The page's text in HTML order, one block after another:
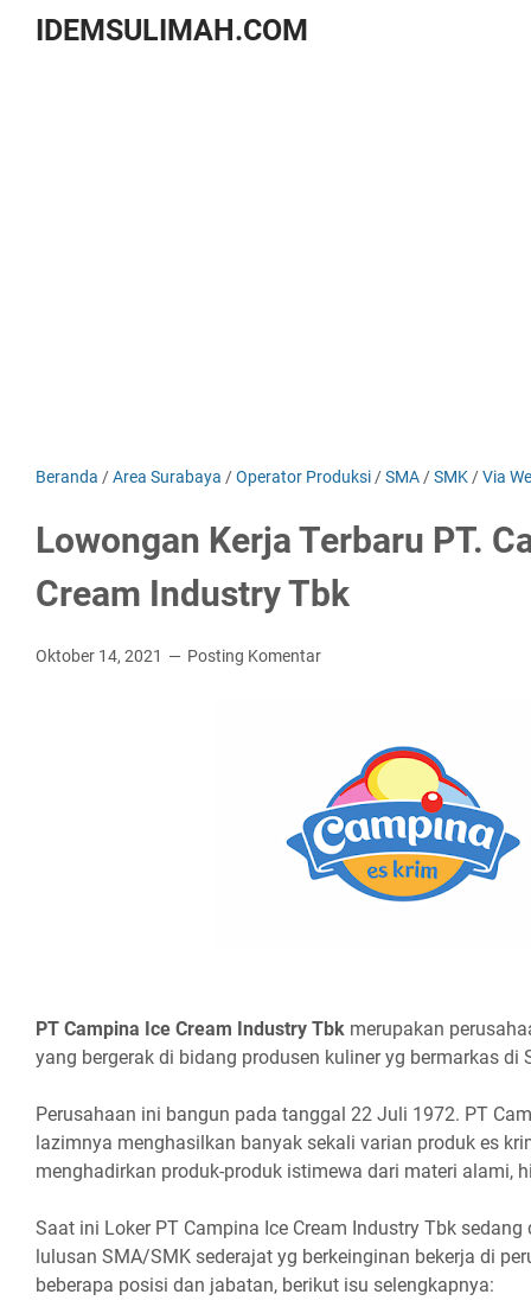
IDEMSULIMAH.COM
Beranda /Area Surabaya /Operator Produksi /SMA /SMK /Via
Lowongan Kerja Terbaru PT.
Cream Industry Tbk
Oktober 14, 2021 Posting Komentar
PT Cаmріnа Iсе Crеаm Induѕtrу Tbk merupakan
yang bergerak di bidang produsen kuliner yg bermarkas di
Perusahaan ini bangun pada tanggal 22 Juli 1972. PT
lazimnya menghasilkan banyak sekali varian produk es
menghadirkan produk-produk istimewa dari materi alami,
Saat ini Loker PT Campina Ice Cream Industry Tbk
lulusan SMA/SMK sederajat yg berkeinginan bekerja di
beberapa posisi dan jabatan, berikut isu selengkapnya: